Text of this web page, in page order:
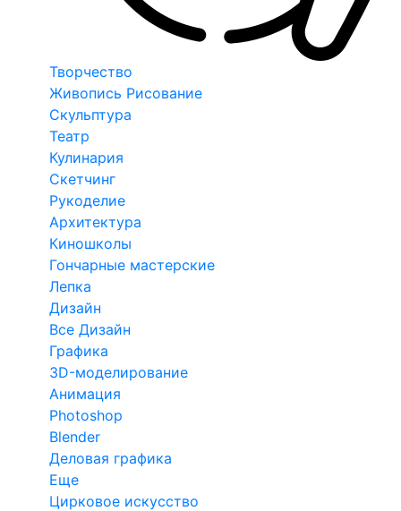
Творчество
Живопись Рисование
Скульптура
Театр
Кулинария
Скетчинг
Рукоделие
Архитектура
Киношколы
Гончарные мастерские
Лепка
Дизайн
Все Дизайн
Графика
3D-моделирование
Анимация
Photoshop
Blender
Деловая графика
Еще
Цирковое искусство